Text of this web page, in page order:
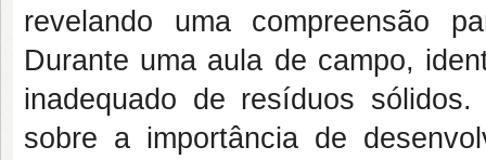
revelando uma compreensão
Durante uma aula de campo,
inadequado de resíduos
sobre a importância de